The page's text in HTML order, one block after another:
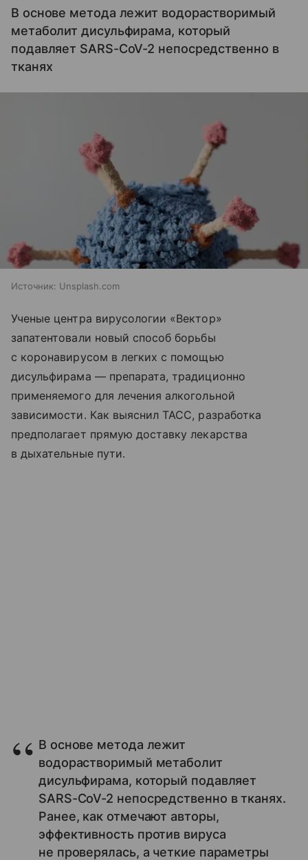
В основе метода лежит водорастворимый
метаболит дисульфирама, который
подавляет SARS-CoV-2 непосредственно в
тканях
Источник: Unsplash.com
Ученые центра вирусологии «Вектор»
запатентовали новый способ борьбы
с коронавирусом в легких с помощью
дисульфирама — препарата, традиционно
применяемого для лечения алкогольной
зависимости. Как выяснил ТАСС, разработка
предполагает прямую доставку лекарства
в дыхательные пути.
В основе метода лежит
водорастворимый метаболит
дисульфирама, который подавляет
SARS-CoV-2 непосредственно в тканях.
Ранее, как отмечают авторы,
эффективность против вируса
не проверялась, а четкие параметры